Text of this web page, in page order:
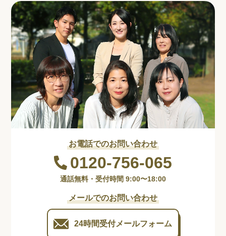
お電話でのお問い合わせ
0120-756-065
通話無料・受付時間 9:00〜18:00
メールでのお問い合わせ
24時間受付メールフォーム